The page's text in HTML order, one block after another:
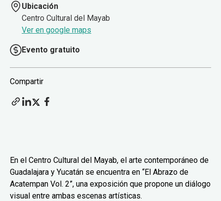
Ubicación
Centro Cultural del Mayab
Ver en google maps
Evento gratuito
Compartir
En el Centro Cultural del Mayab, el arte contemporáneo de
Guadalajara y Yucatán se encuentra en “El Abrazo de
Acatempan Vol. 2”, una exposición que propone un diálogo
visual entre ambas escenas artísticas.